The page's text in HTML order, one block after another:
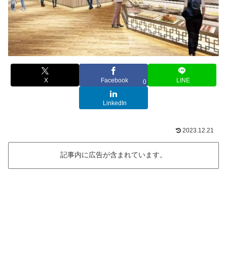
X Facebook 0 LINE
LinkedIn
2023.12.21
記事内に広告が含まれています。